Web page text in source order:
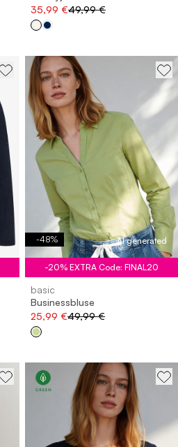
35,99 €49,99 €
-48% AI generated
-20% EXTRA Code: FINAL20
basic
Businessbluse
25,99 €49,99 €